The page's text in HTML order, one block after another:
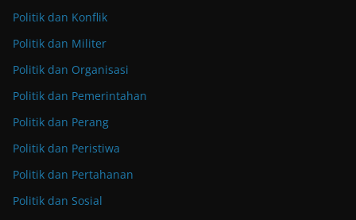
Politik dan Konflik
Politik dan Militer
Politik dan Organisasi
Politik dan Pemerintahan
Politik dan Perang
Politik dan Peristiwa
Politik dan Pertahanan
Politik dan Sosial